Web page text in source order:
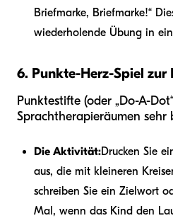
Briefmarke, Briefmarke!“
wiederholende Übung in
6. Punkte-Herz-Spiel
Punktestifte (oder „Do-A-
Sprachtherapieräumen sehr
Die Aktivität:Drucken Sie
aus, die mit kleineren
schreiben Sie ein Zielwort
Mal, wenn das Kind den